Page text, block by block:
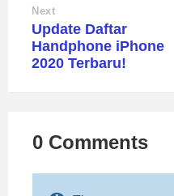
Next
Update Daftar
Handphone iPhone
2020 Terbaru!
0 Comments